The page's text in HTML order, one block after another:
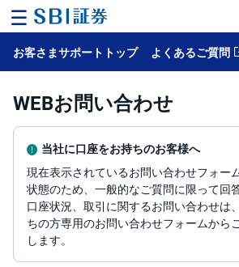
ー
マ
ケ
ッ
ト
NISA
国
お客さまサポートトップ よくあるご質問
WEBお問い合わせ
当社に口座をお持ちのお客様へ
現在表示されているお問い合わせフォー
状態のため、一般的なご質問に限って回
口座状況、取引に関するお問い合わせは
ちの方専用のお問い合わせフォームから
します。